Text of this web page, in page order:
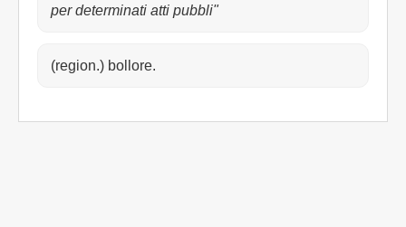
per determinati atti pubbli"
(region.) bollore.